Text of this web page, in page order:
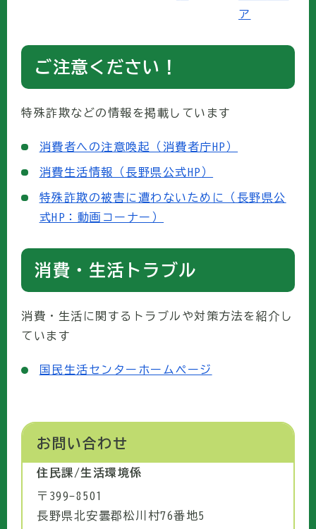
ご注意ください！
特殊詐欺などの情報を掲載しています
消費者への注意喚起（消費者庁HP）
消費生活情報（長野県公式HP）
特殊詐欺の被害に遭わないために（長野県公
式HP：動画コーナー）
消費・生活トラブル
消費・生活に関するトラブルや対策方法を紹介し
ています
国民生活センターホームページ
お問い合わせ
住民課/生活環境係
〒399-8501
長野県北安曇郡松川村76番地5